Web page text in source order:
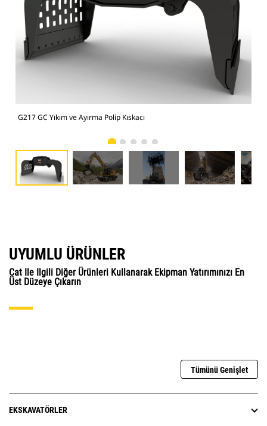
G217 GC Yıkım ve Ayırma Polip Kıskacı
UYUMLU ÜRÜNLER
Cat Ile Ilgili Diğer Ürünleri Kullanarak Ekipman Yatırımınızı En
Üst Düzeye Çıkarın
Tümünü Genişlet
EKSKAVATÖRLER